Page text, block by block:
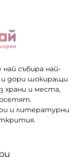
събира най-
и дори шокиращи
храни и места,
и литературни